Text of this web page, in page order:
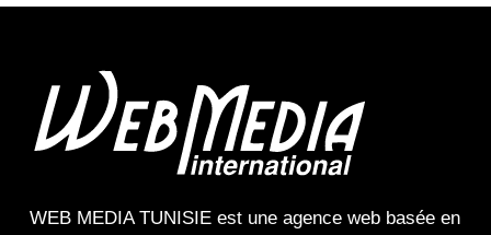
WEB MEDIA TUNISIEest une agence webbasée en